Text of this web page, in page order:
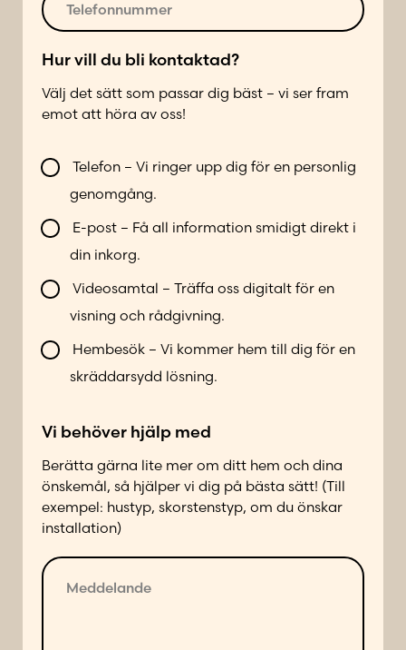
*
s
*
e
e
o
n
u
e
Hur vill du bli kontaktad?
Välj det sätt som passar dig bäst – vi ser fram
emot att höra av oss!
V
i
l
b
i
n
t
d
p
å
f
ö
l
Telefon – Vi ringer upp dig för en personlig
genomgång.
E-post – Få all information smidigt direkt i
din inkorg.
Videosamtal – Träffa oss digitalt för en
visning och rådgivning.
Hembesök – Vi kommer hem till dig för en
skräddarsydd lösning.
Vi behöver hjälp med
Berätta gärna lite mer om ditt hem och dina
önskemål, så hjälper vi dig på bästa sätt! (Till
exempel: hustyp, skorstenstyp, om du önskar
installation)
M